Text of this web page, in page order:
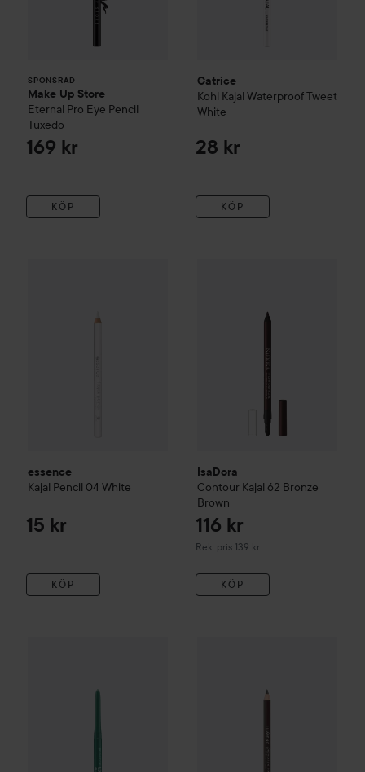
SPONSRAD
Make Up Store
Eternal Pro Eye Pencil
Tuxedo
169 kr
KÖP
Catrice
Kohl Kajal WaterproofTweet
White
28 kr
KÖP
essence
Kajal Pencil 04 White
15 kr
KÖP
IsaDora
Contour Kajal 62 Bronze
Brown
116 kr
Rek. pris 139 kr
Rekommenderat pris 139 kr
KÖP